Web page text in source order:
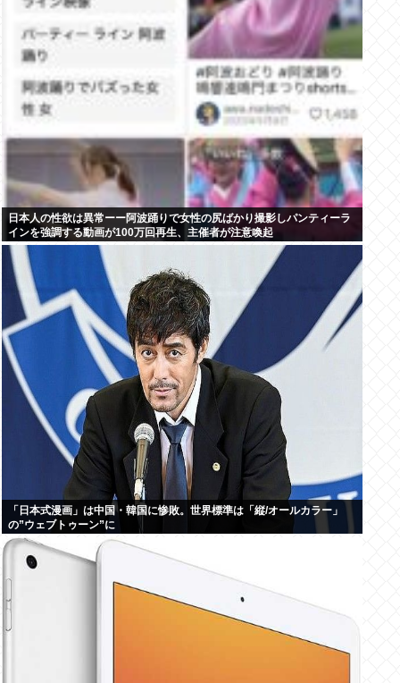
日本人の性欲は異常ーー阿波踊りで女性の尻ばかり撮影しパンティーラ
インを強調する動画が100万回再生、主催者が注意喚起
「日本式漫画」は中国・韓国に惨敗。世界標準は「縦/オールカラー」
の”ウェブトゥーン”に